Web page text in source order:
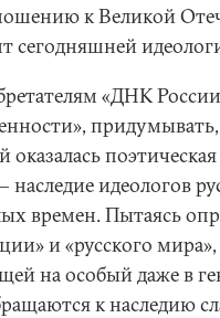
к Великой
сегодняшней
«ДНК
идеологов
времен. Пытаясь
и «русского
на особый даже в
к наследию